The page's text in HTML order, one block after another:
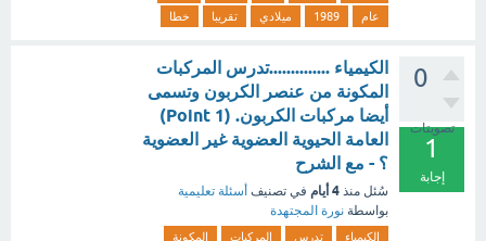
عام
1989 ميلادي تقريبا خطا
0
تصويتات
1
إجابة
الكيمياء ..............تدرس المركبات
المكونة من عنصر الكربون وتسمى
أيضا مركبات الكربون. (1 Point)
العامة الحيوية العضوية غير العضوية
؟ - مع الشرح
سُئل منذ 4 أيام في تصنيف أسئلة تعليمية
بواسطة نورة المجتهدة
الكيمياء تدرس المركبات
المكونة